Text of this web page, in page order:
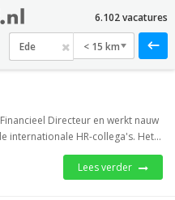
< 15 km
6.102 vacatures
Directeur en werkt nauw
internationale HR-collega's. Het...
Lees verder